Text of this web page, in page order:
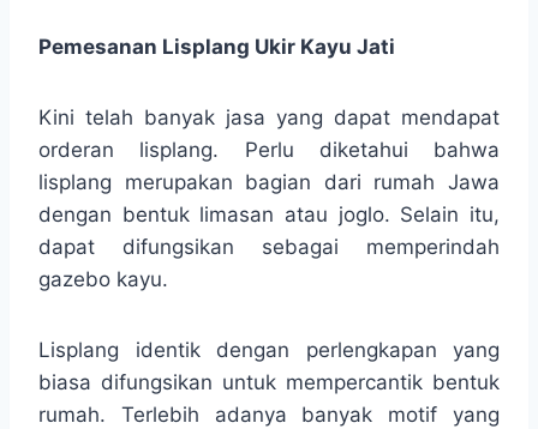
Pemesanan Lisplang Ukir Kayu Jati
Kini telah banyak jasa yang dapat mendapat
orderan lisplang. Perlu diketahui bahwa
lisplang merupakan bagian dari rumah Jawa
dengan bentuk limasan atau joglo. Selain itu,
dapat difungsikan sebagai memperindah
gazebo kayu.
Lisplang identik dengan perlengkapan yang
biasa difungsikan untuk mempercantik bentuk
rumah. Terlebih adanya banyak motif yang